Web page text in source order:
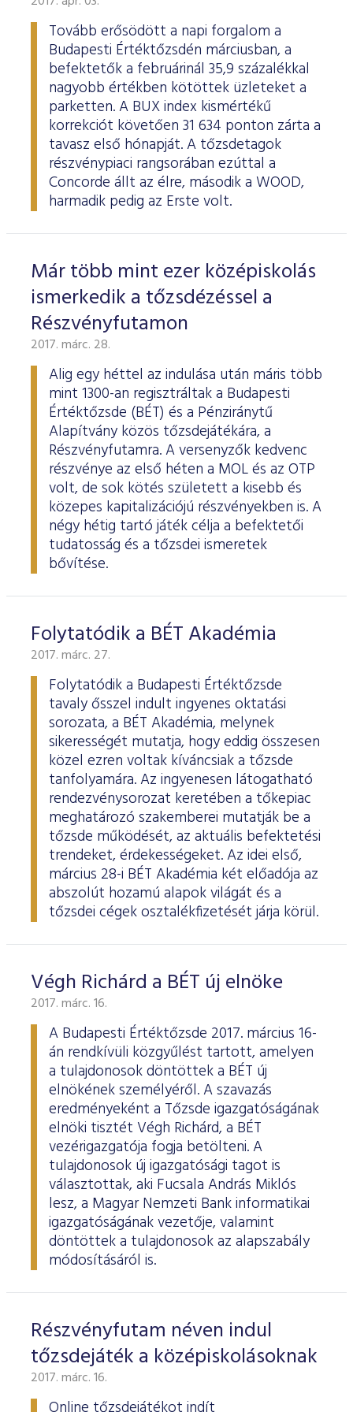
ESG Útmutató
Tovább erősödött a napi forgalom a
Budapesti Értéktőzsdén márciusban, a
befektetők a februárinál 35,9 százalékkal
nagyobb értékben kötöttek üzleteket a
parketten. A BUX index kismértékű
korrekciót követően 31 634 ponton zárta a
tavasz első hónapját. A tőzsdetagok
részvénypiaci rangsorában ezúttal a
Concorde állt az élre, második a WOOD,
harmadik pedig az Erste volt.
Már több mint ezer középiskolás
ismerkedik a tőzsdézéssel a
Részvényfutamon
2017. márc. 28.
Alig egy héttel az indulása után máris több
mint 1300-an regisztráltak a Budapesti
Értéktőzsde (BÉT) és a Pénziránytű
Alapítvány közös tőzsdejátékára, a
Részvényfutamra. A versenyzők kedvenc
részvénye az első héten a MOL és az OTP
volt, de sok kötés született a kisebb és
közepes kapitalizációjú részvényekben is. A
négy hétig tartó játék célja a befektetői
tudatosság és a tőzsdei ismeretek
bővítése.
Folytatódik a BÉT Akadémia
2017. márc. 27.
Folytatódik a Budapesti Értéktőzsde
tavaly ősszel indult ingyenes oktatási
sorozata, a BÉT Akadémia, melynek
sikerességét mutatja, hogy eddig összesen
közel ezren voltak kíváncsiak a tőzsde
tanfolyamára. Az ingyenesen látogatható
rendezvénysorozat keretében a tőkepiac
meghatározó szakemberei mutatják be a
tőzsde működését, az aktuális befektetési
trendeket, érdekességeket. Az idei első,
március 28-i BÉT Akadémia két előadója az
abszolút hozamú alapok világát és a
tőzsdei cégek osztalékfizetését járja körül.
Végh Richárd a BÉT új elnöke
2017. márc. 16.
A Budapesti Értéktőzsde 2017. március 16-
án rendkívüli közgyűlést tartott, amelyen
a tulajdonosok döntöttek a BÉT új
elnökének személyéről. A szavazás
eredményeként a Tőzsde igazgatóságának
elnöki tisztét Végh Richárd, a BÉT
vezérigazgatója fogja betölteni. A
tulajdonosok új igazgatósági tagot is
választottak, aki Fucsala András Miklós
lesz, a Magyar Nemzeti Bank informatikai
igazgatóságának vezetője, valamint
döntöttek a tulajdonosok az alapszabály
módosításáról is.
Részvényfutam néven indul
tőzsdejáték a középiskolásoknak
2017. márc. 16.